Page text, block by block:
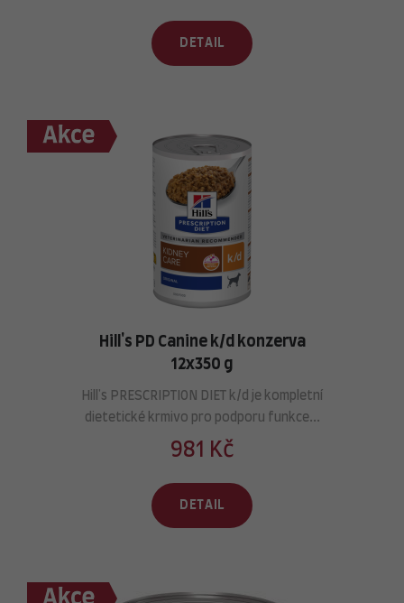
DETAIL
Hill's PD Canine k/d konzerva
12x350 g
Hill's PRESCRIPTION DIET k/d je kompletní
dietetické krmivo pro podporu funkce...
981 Kč
DETAIL